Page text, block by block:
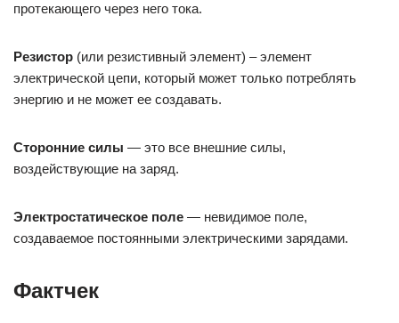
протекающего через него тока.
Резистор (или резистивный элемент) – элемент
электрической цепи, который может только потреблять
энергию и не может ее создавать.
Сторонние силы — это все внешние силы,
воздействующие на заряд.
Электростатическое поле — невидимое поле,
создаваемое постоянными электрическими зарядами.
Фактчек